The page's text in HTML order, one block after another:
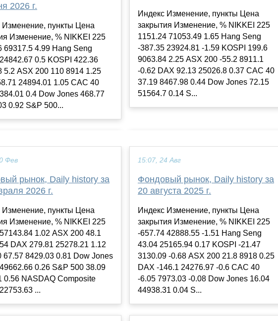
2026 г.
Изменение, пункты Цена
Изменение, % NIKKEI 225
69317.5 4.99 Hang Seng
0.5 KOSPI 422.36
5.2 ASX 200 110 8914 1.25
24894.01 1.05 CAC 40
0.4 Dow Jones 468.77
0.92 S&P 500...
Индекс Изменение, пункты Цена
закрытия Изменение, % NIKKEI 225
1151.24 71053.49 1.65 Hang Seng
-387.35 23924.81 -1.59 KOSPI 199.6
9063.84 2.25 ASX 200 -55.2 8911.1
-0.62 DAX 92.13 25026.8 0.37 CAC 40
37.19 8467.98 0.44 Dow Jones 72.15
51564.7 0.14 S...
Фев
рынок, Daily history за
2026 г.
Изменение, пункты Цена
Изменение, % NIKKEI 225
1.02 ASX 200 48.1
DAX 279.81 25278.21 1.12
67.57 8429.03 0.81 Dow Jones
0.26 S&P 500 38.09
0.56 NASDAQ Composite
...
15:07, 24 Авг
Фондовый рынок, Daily history за
20 августа 2025 г.
Индекс Изменение, пункты Цена
закрытия Изменение, % NIKKEI 225
-657.74 42888.55 -1.51 Hang Seng
43.04 25165.94 0.17 KOSPI -21.47
3130.09 -0.68 ASX 200 21.8 8918 0.25
DAX -146.1 24276.97 -0.6 CAC 40
-6.05 7973.03 -0.08 Dow Jones 16.04
44938.31 0.04 S...